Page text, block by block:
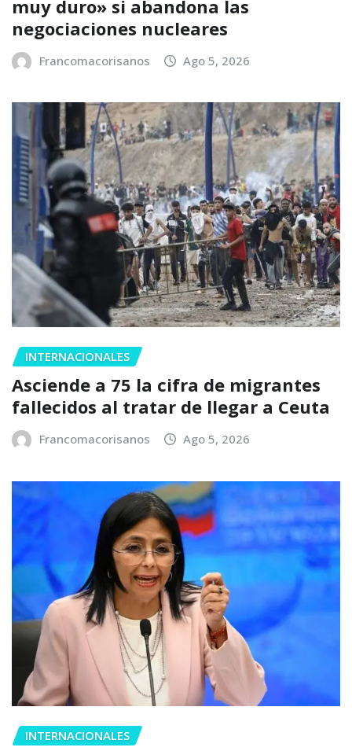
muy duro» si abandona las
negociaciones nucleares
Francomacorisanos Ago 5, 2026
INTERNACIONALES
Asciende a 75 la cifra de migrantes
fallecidos al tratar de llegar a Ceuta
Francomacorisanos Ago 5, 2026
INTERNACIONALES